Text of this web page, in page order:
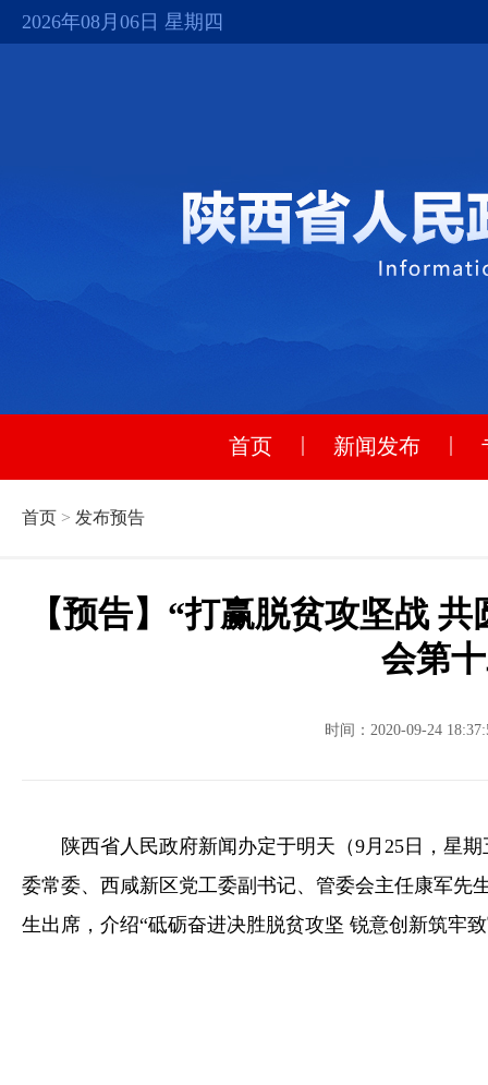
2026年08月06日 星期四
首页 | 新闻发布 |
首页 > 发布预告
【预告】“打赢脱贫攻坚战
会第
时间：2020-09-24
陕西省人民政府新闻办定于明天（9月25日，星
委常委、西咸新区党工委副书记、管委会主任康军先
生出席，介绍“砥砺奋进决胜脱贫攻坚 锐意创新筑牢